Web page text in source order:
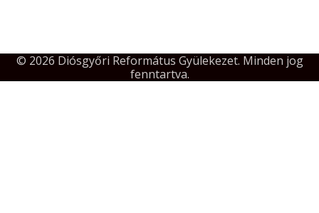
© 2026 Diósgyőri Református Gyülekezet. Minden jog
fenntartva.